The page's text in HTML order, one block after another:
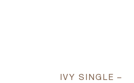
IVY SINGLE –